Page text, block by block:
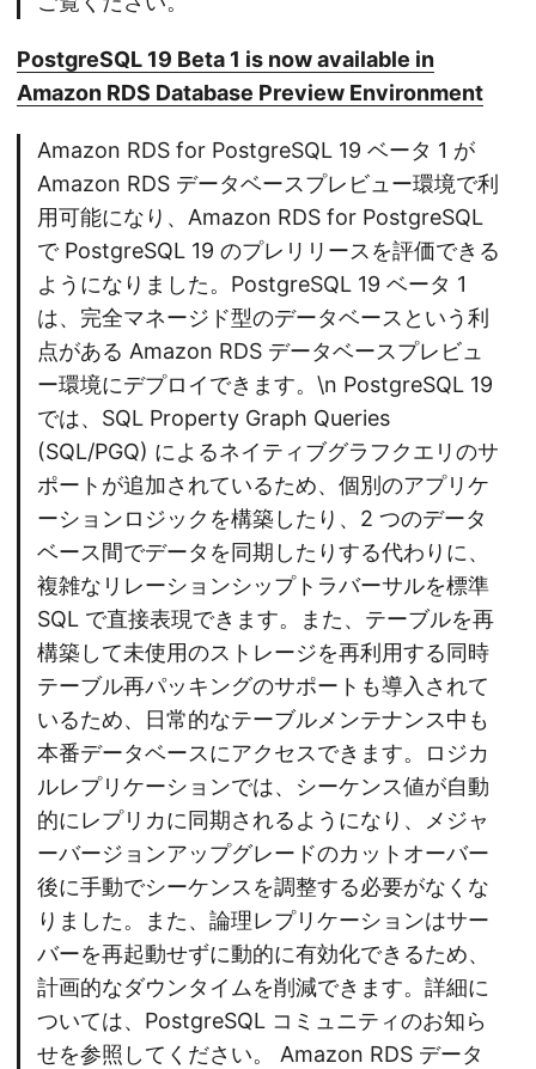
PostgreSQL 19 Beta 1 is now available in
Amazon RDS Database Preview Environment
Amazon RDS for PostgreSQL 19 ベータ 1 が
Amazon RDS データベースプレビュー環境で利
用可能になり、Amazon RDS for PostgreSQL
で PostgreSQL 19 のプレリリースを評価できる
ようになりました。PostgreSQL 19 ベータ 1
は、完全マネージド型のデータベースという利
点がある Amazon RDS データベースプレビュ
ー環境にデプロイできます。\n PostgreSQL 19
では、SQL Property Graph Queries
(SQL/PGQ) によるネイティブグラフクエリのサ
ポートが追加されているため、個別のアプリケ
ーションロジックを構築したり、2 つのデータ
ベース間でデータを同期したりする代わりに、
複雑なリレーションシップトラバーサルを標準
SQL で直接表現できます。また、テーブルを再
構築して未使用のストレージを再利用する同時
テーブル再パッキングのサポートも導入されて
いるため、日常的なテーブルメンテナンス中も
本番データベースにアクセスできます。ロジカ
ルレプリケーションでは、シーケンス値が自動
的にレプリカに同期されるようになり、メジャ
ーバージョンアップグレードのカットオーバー
後に手動でシーケンスを調整する必要がなくな
りました。また、論理レプリケーションはサー
バーを再起動せずに動的に有効化できるため、
計画的なダウンタイムを削減できます。詳細に
ついては、PostgreSQL コミュニティのお知ら
せを参照してください。 Amazon RDS データ